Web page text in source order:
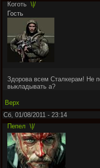
Коготь \|/
Гость
Здорова всем Сталкерам! Не
выкладывать а?
Верх
Сб, 01/08/2011 - 23:14
Пепел \|/